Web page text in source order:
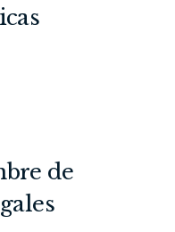
de